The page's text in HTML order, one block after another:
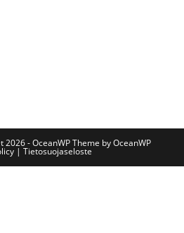
- OceanWP Theme by OceanWP
| Tietosuojaseloste